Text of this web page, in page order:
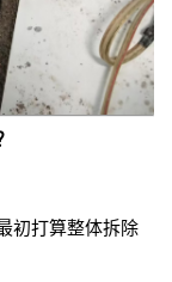
初打算整体拆除